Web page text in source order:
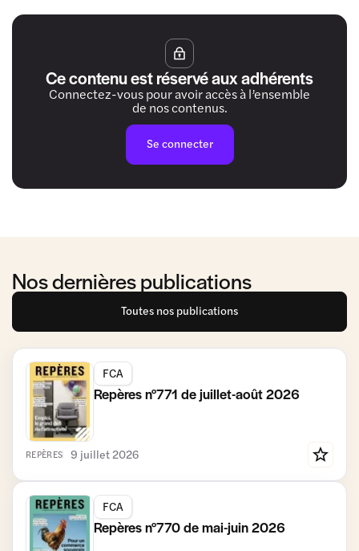
Ce contenu est réservé aux adhérents
Connectez-vous pour avoir accès à l’ensemble
de nos contenus.
Se connecter
Nos dernières publications
Toutes nos publications
FCA
Repères n°771 de juillet-août 2026
REPÈRES 9 juillet 2026
FCA
Repères n°770 de mai-juin 2026